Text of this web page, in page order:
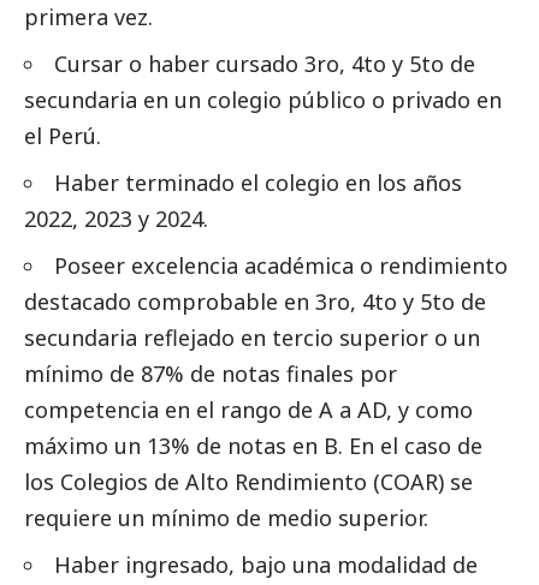
primera vez.
Cursar o haber cursado 3ro, 4to y 5to de
secundaria en un colegio público o privado en
el Perú.
Haber terminado el colegio en los años
2022, 2023 y 2024.
Poseer excelencia académica o rendimiento
destacado comprobable en 3ro, 4to y 5to de
secundaria reflejado en tercio superior o un
mínimo de 87% de notas finales por
competencia en el rango de A a AD, y como
máximo un 13% de notas en B. En el caso de
los Colegios de Alto Rendimiento (COAR) se
requiere un mínimo de medio superior.
Haber ingresado, bajo una modalidad de